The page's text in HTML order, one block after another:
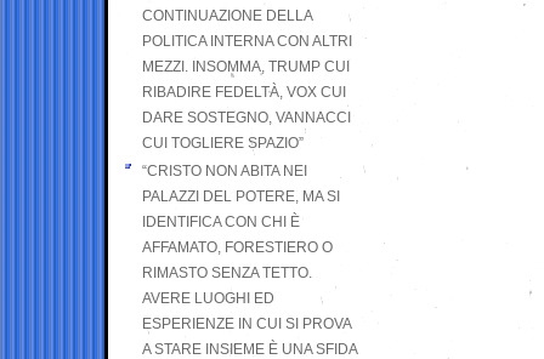
CONTINUAZIONE DELLA
POLITICA INTERNA CON ALTRI
MEZZI. INSOMMA, TRUMP CUI
RIBADIRE FEDELTÀ, VOX CUI
DARE SOSTEGNO, VANNACCI
CUI TOGLIERE SPAZIO”
“CRISTO NON ABITA NEI
PALAZZI DEL POTERE, MA SI
IDENTIFICA CON CHI È
AFFAMATO, FORESTIERO O
RIMASTO SENZA TETTO.
AVERE LUOGHI ED
ESPERIENZE IN CUI SI PROVA
A STARE INSIEME È UNA SFIDA